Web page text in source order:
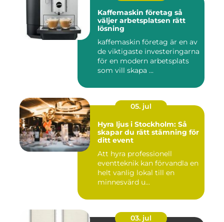
Kaffemaskin företag så
väljer arbetsplatsen rätt
lösning
kaffemaskin företag är en av
de viktigaste investeringarna
för en modern arbetsplats
som vill skapa ...
05. jul
Hyra ljus i Stockholm: Så
skapar du rätt stämning för
ditt event
Att hyra professionell
eventteknik kan förvandla en
helt vanlig lokal till en
minnesvärd u...
03. jul